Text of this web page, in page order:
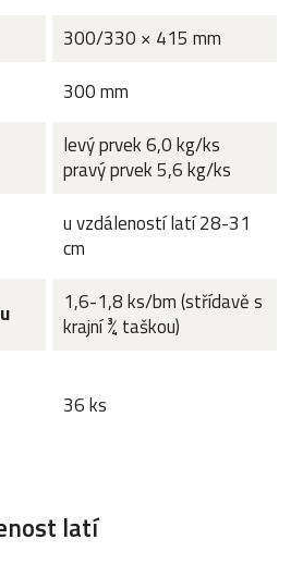
300/330 × 415 mm
300 mm
levý prvek 6,0 kg/ks
pravý prvek 5,6 kg/ks
u vzdáleností latí 28-31
cm
1,6-1,8 ks/bm (střídavě s
krajní ¾ taškou)
36 ks
latí